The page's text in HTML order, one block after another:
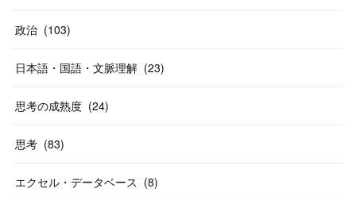
政治 (103)
日本語・国語・文脈理解 (23)
思考の成熟度 (24)
思考 (83)
エクセル・データベース (8)